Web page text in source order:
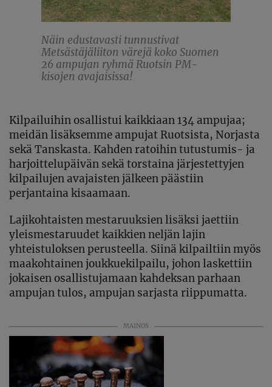
Näin edustavasti tunnustivat
Metsästäjäliiton värejä koko Suomen
26 ampujan ryhmä Ruotsin PM-
kisojen avajaisissa!
Kilpailuihin osallistui kaikkiaan 134 ampujaa;
meidän lisäksemme ampujat Ruotsista, Norjasta
sekä Tanskasta. Kahden ratoihin tutustumis- ja
harjoittelupäivän sekä torstaina järjestettyjen
kilpailujen avajaisten jälkeen päästiin
perjantaina kisaamaan.
Lajikohtaisten mestaruuksien lisäksi jaettiin
yleismestaruudet kaikkien neljän lajin
yhteistuloksen perusteella. Siinä kilpailtiin myös
maakohtainen joukkuekilpailu, johon laskettiin
jokaisen osallistujamaan kahdeksan parhaan
ampujan tulos, ampujan sarjasta riippumatta.
MAINOS